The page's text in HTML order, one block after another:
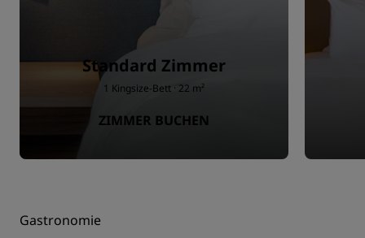
Standard Zimmer
1 Kingsize-Bett · 22 m²
ZIMMER BUCHEN
Gastronomie